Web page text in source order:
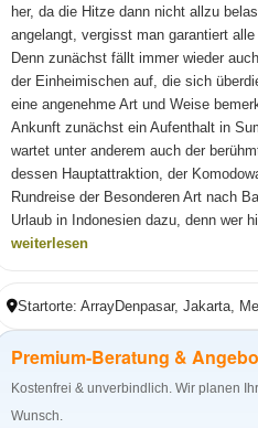
her, da die Hitze dann nicht allzu
angelangt, vergisst man garantiert
Denn zunächst fällt immer wieder
der Einheimischen auf, die sich
eine angenehme Art und Weise
Ankunft zunächst ein Aufenthalt in
wartet unter anderem auch der
dessen Hauptattraktion, der
Rundreise der Besonderen Art nach
Urlaub in Indonesien dazu, denn wer
weiterlesen
Startorte: ArrayDenpasar, Jakarta,
Premium-Beratung &
Kostenfrei & unverbindlich. Wir planen
Wunsch.